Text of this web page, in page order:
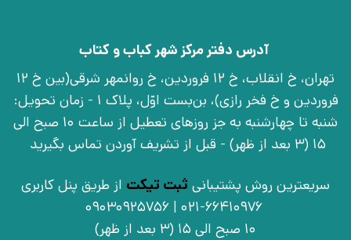
آدرس دفتر مرکز شهر کباب و کتاب
تهران، خ انقلاب، خ 12 فروردین، خ روانمهر شرقی(بین خ 12
فروردین و خ فخر رازی)، بن‌بست اوّل، پلاک 1 - زمان تحویل:
شنبه تا چهارشنبه به جز روزهای تعطیل از ساعت 10 صبح الی
15 (3 بعد از ظهر) - قبل از تشریف آوردن تماس بگیرید
سریعترین روش پشتیبانی ثبت تیکت از طریق پنل کاربری
021-66410976 | 09030925756
10 صبح الی 15 (3 بعد از ظهر)